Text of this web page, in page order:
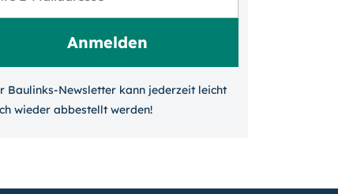
Baulinks-Newsletter kann jeder­zeit leicht
wieder ab­bestellt werden!